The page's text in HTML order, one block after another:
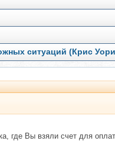
ситуаций (Крис
где Вы взяли счет для